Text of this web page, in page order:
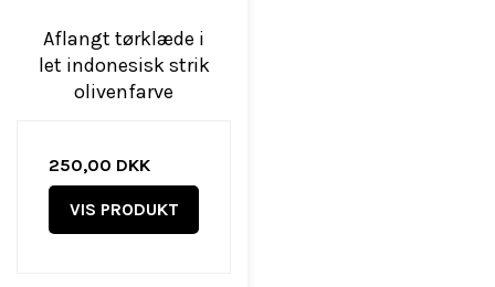
Aflangt tørklæde i
let indonesisk strik
olivenfarve
250,00 DKK
VIS PRODUKT